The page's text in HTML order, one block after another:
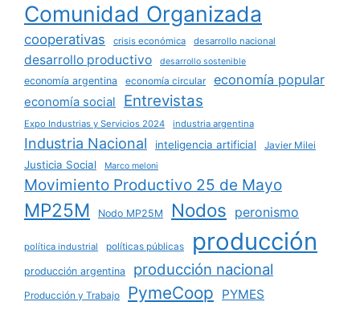
Comunidad Organizada
cooperativas crisis económica desarrollo nacional
desarrollo productivo desarrollo sostenible
economía argentina economía circular economía popular
economía social Entrevistas
Expo Industrias y Servicios 2024 industria argentina
Industria Nacional inteligencia artificial Javier Milei
Justicia Social Marco meloni
Movimiento Productivo 25 de Mayo
MP25M Nodo MP25M Nodos peronismo
política industrial políticas públicas producción
producción argentina producción nacional
Producción y Trabajo PymeCoop PYMES